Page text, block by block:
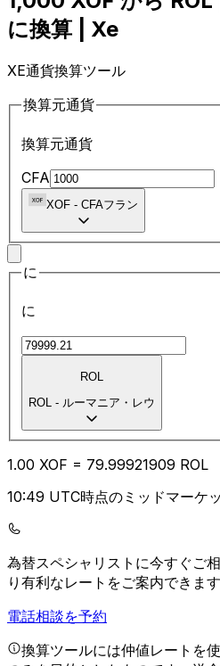
に換算 | Xe
XE通貨換算ツール
換算元通貨
換算元通貨
CFA
XOF - CFAフラン
に
に
ROL
ROL - ルーマニア・レウ
1.00 XOF = 79.99921909 ROL
10:49 UTC時点のミッドマーケ
為替スペシャリストに今すぐご
り有利なレートをご案内できます
電話相談を予約
換算ツールには仲値レートを